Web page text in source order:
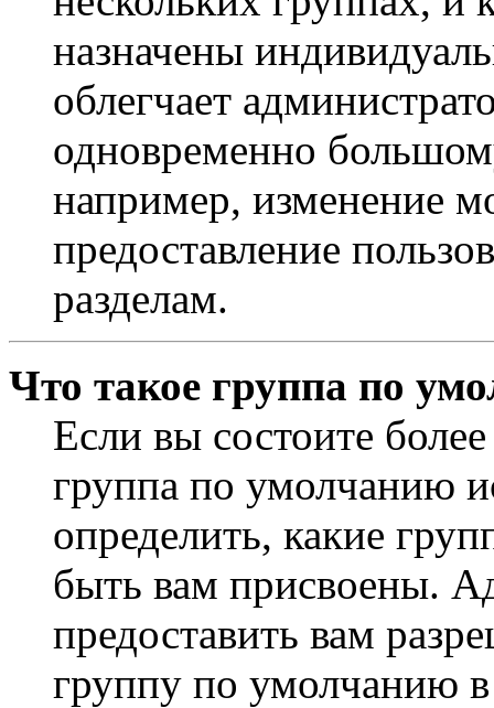
назначены
облегчает
одновременно
например, изменение
предоставление
разделам.
Что такое группа по
Если вы состоите
группа по умолчанию
определить, какие
быть вам присвоены.
предоставить вам
группу по умолчанию